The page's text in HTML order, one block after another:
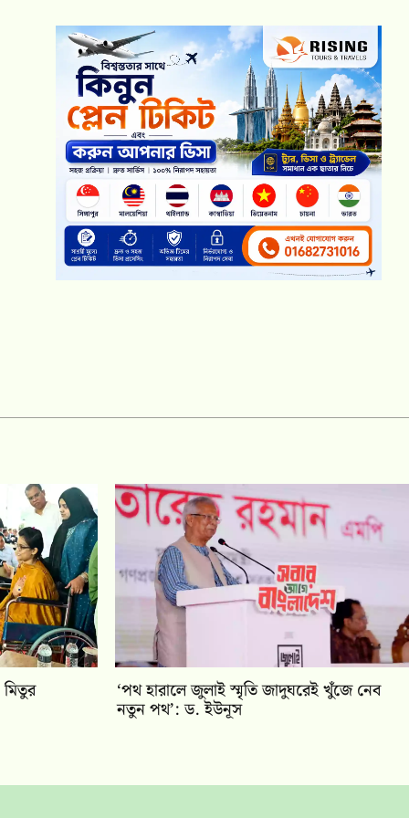
‘পথ হারালে জুলাই স্মৃতি জাদুঘরেই খুঁজে নেব
নতুন পথ’: ড. ইউনূস